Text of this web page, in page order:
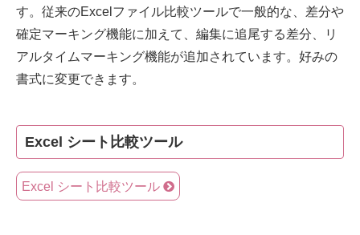
す。従来のExcelファイル比較ツールで一般的な、差分や
確定マーキング機能に加えて、編集に追尾する差分、リ
アルタイムマーキング機能が追加されています。好みの
書式に変更できます。
Excel シート比較ツール
Excel シート比較ツール